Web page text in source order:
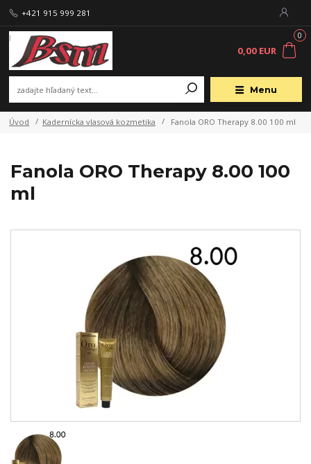
Menu
+421 915 999 281
0
0,00 EUR
Úvod Kadernícka vlasová kozmetika Fanola ORO Therapy 8.00 100 ml
Fanola ORO Therapy 8.00 100
ml